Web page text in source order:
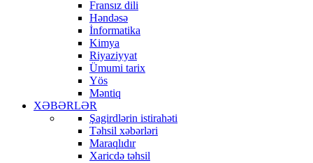
Fransız dili
Həndəsə
İnformatika
Kimya
Riyaziyyat
Ümumi tarix
Yös
Məntiq
XƏBƏRLƏR
Şagirdlərin istirahəti
Təhsil xəbərləri
Maraqlıdır
Xaricdə təhsil